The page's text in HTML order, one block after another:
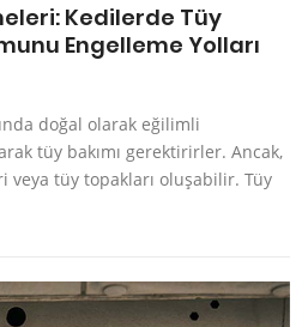
Kedilerde Tüy
Engelleme Yolları
doğal olarak eğilimli
tüy bakımı gerektirirler. Ancak,
veya tüy topakları oluşabilir. Tüy